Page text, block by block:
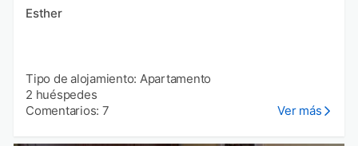
Esther
Tipo de alojamiento: Apartamento
2 huéspedes
Comentarios: 7
Ver más